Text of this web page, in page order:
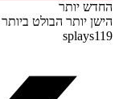
יותר
יותר הבולט ביותר